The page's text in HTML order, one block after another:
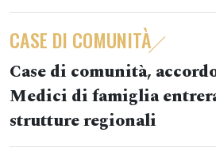
CASE DI COMUNITÀ
Case di comunità,
Medici di famiglia
strutture regionali